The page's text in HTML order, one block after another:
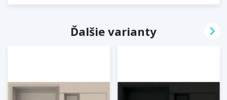
Ďalšie varianty 